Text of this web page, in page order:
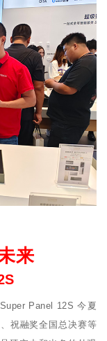
来
Panel 12S 今夏
祝融奖全国总决赛等